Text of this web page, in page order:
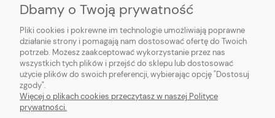
POMOC
Hurtownia kosmetyczna Zby-Mal | ul. Mościckiego 14; 66-400 Gorzów
Wlkp. | NIP: 5992806699 | Tel.698 35 12 13|zby-mal@wp.pl
Dbamy o Twoją prywatność
Pliki cookies i pokrewne im technologie umożliwiają poprawne
działanie strony i pomagają nam dostosować ofertę do Twoich
potrzeb. Możesz zaakceptować wykorzystanie przez nas
wszystkich tych plików i przejść do sklepu lub dostosować
użycie plików do swoich preferencji, wybierając opcję "Dostosuj
zgody".
Więcej o plikach cookies przeczytasz w naszej Polityce
prywatności.